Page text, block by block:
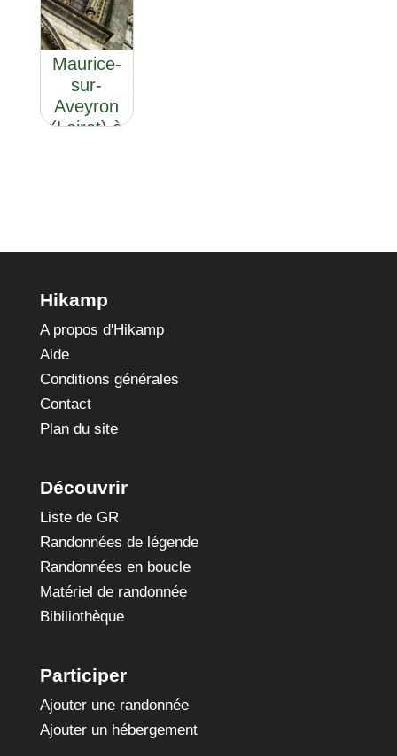
Section 2:
De Saint-
Maurice-
sur-
Aveyron
(Loiret) à
Hikamp
A propos d'Hikamp
Aide
Conditions générales
Contact
Plan du site
Découvrir
Liste de GR
Randonnées de légende
Randonnées en boucle
Matériel de randonnée
Bibiliothèque
Participer
Ajouter une randonnée
Ajouter un hébergement